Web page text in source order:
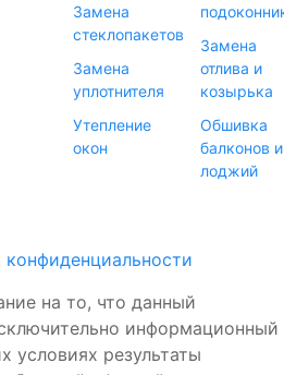
Замена
стеклопакетов
Замена
уплотнителя
Утепление
окон
Замена
отлива и
козырька
Обшивка
балконов и
лоджий
конфиденциальности
на то, что данный
информационный
условиях результаты